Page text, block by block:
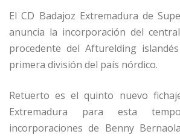
El CD Badajoz Extremadura de
anuncia la incorporación del
procedente del Afturelding
primera división del país nórdico.
Retuerto es el quinto nuevo
Extremadura para esta
incorporaciones de Benny